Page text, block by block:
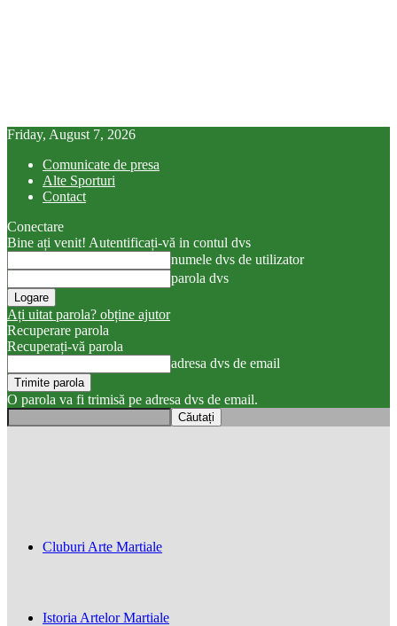
Friday, August 7, 2026
Comunicate de presa
Alte Sporturi
Contact
Conectare
Bine ați venit! Autentificați-vă in contul dvs
numele dvs de utilizator
parola dvs
Ați uitat parola? obține ajutor
Recuperare parola
Recuperați-vă parola
adresa dvs de email
O parola va fi trimisă pe adresa dvs de email.
Cluburi Arte Martiale
Istoria Artelor Martiale